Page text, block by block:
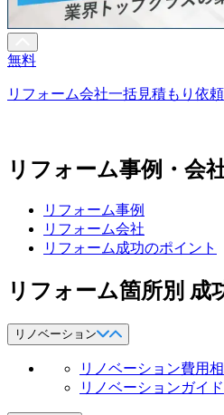
無料
リフォーム会社一括見積もり依頼
リフォーム事例・会
リフォーム事例
リフォーム会社
リフォーム成功のポイント
リフォーム箇所別 成
リノベーション
リノベーション費用
リノベーションガイド